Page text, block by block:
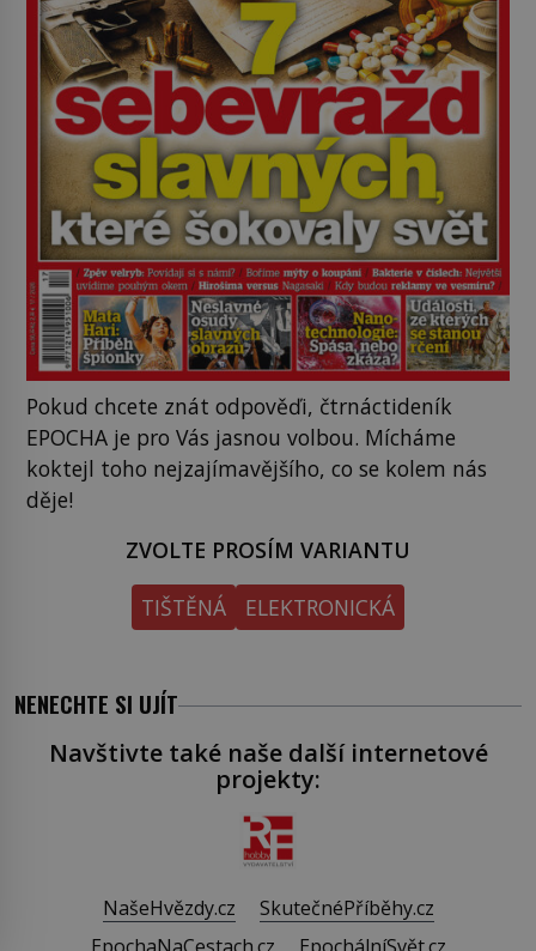
Pokud chcete znát odpověďi, čtrnáctideník
EPOCHA je pro Vás jasnou volbou. Mícháme
koktejl toho nejzajímavějšího, co se kolem nás
děje!
ZVOLTE PROSÍM VARIANTU
TIŠTĚNÁ
ELEKTRONICKÁ
NENECHTE SI UJÍT
Navštivte také naše další internetové
projekty:
NašeHvězdy.cz
SkutečnéPříběhy.cz
EpochaNaCestach.cz
EpochálníSvět.cz